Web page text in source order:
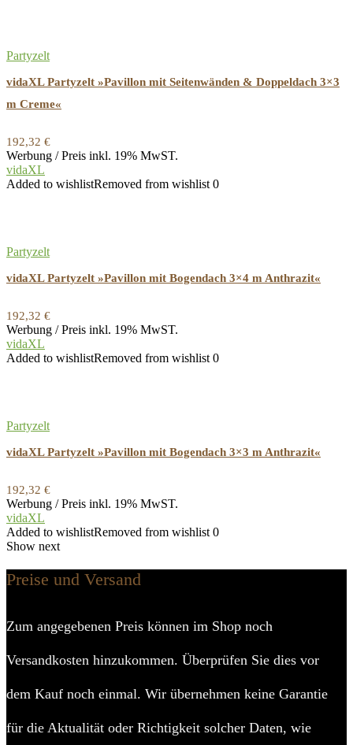
Partyzelt
vidaXL Partyzelt »Pavillon mit Seitenwänden & Doppeldach 3×3
m Creme«
192,32 €
Werbung / Preis inkl. 19% MwST.
vidaXL
Added to wishlistRemoved from wishlist 0
Partyzelt
vidaXL Partyzelt »Pavillon mit Bogendach 3×4 m Anthrazit«
192,32 €
Werbung / Preis inkl. 19% MwST.
vidaXL
Added to wishlistRemoved from wishlist 0
Partyzelt
vidaXL Partyzelt »Pavillon mit Bogendach 3×3 m Anthrazit«
192,32 €
Werbung / Preis inkl. 19% MwST.
vidaXL
Added to wishlistRemoved from wishlist 0
Show next
Preise und Versand
Zum angegebenen Preis können im Shop noch
Versandkosten hinzukommen. Überprüfen Sie dies vor
dem Kauf noch einmal. Wir übernehmen keine Garantie
für die Aktualität oder Richtigkeit solcher Daten, wie